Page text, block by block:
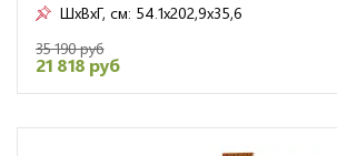
ШxВxГ, см: 54.1x202,9x35,6
35 190 руб
21 818 руб